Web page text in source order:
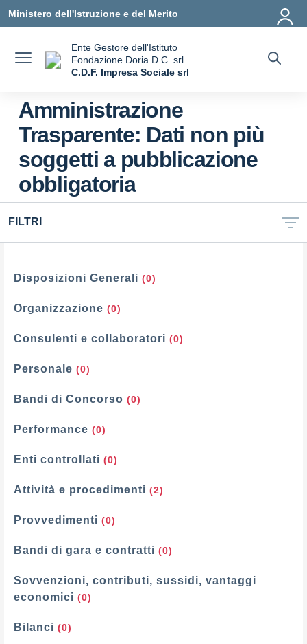
Ministero dell'Istruzione e del Merito
Ente Gestore dell'Istituto
Fondazione Doria D.C. srl
C.D.F. Impresa Sociale srl
Amministrazione
Trasparente: Dati non più
soggetti a pubblicazione
obbligatoria
FILTRI
Filtri
Disposizioni Generali (0)
Organizzazione (0)
Consulenti e collaboratori (0)
Personale (0)
Bandi di Concorso (0)
Performance (0)
Enti controllati (0)
Attività e procedimenti (2)
Provvedimenti (0)
Bandi di gara e contratti (0)
Sovvenzioni, contributi, sussidi, vantaggi
economici (0)
Bilanci (0)